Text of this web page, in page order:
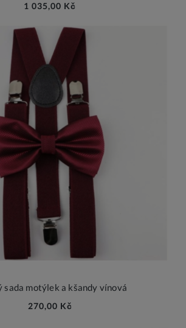
1 035,00 Kč
sada motýlek a kšandy vínová
270,00 Kč